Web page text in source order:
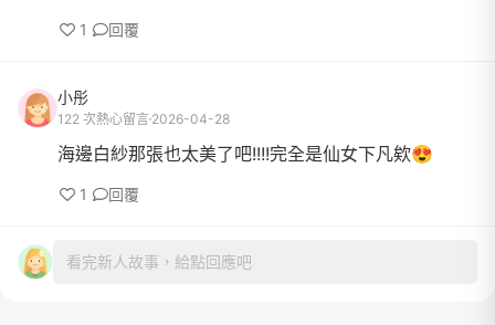
1 回覆
小彤
122 次熱心留言 2026-04-28
海邊白紗那張也太美了吧!!!!完全是仙女下凡欸😍
1 回覆
看完新人故事，給點回應吧